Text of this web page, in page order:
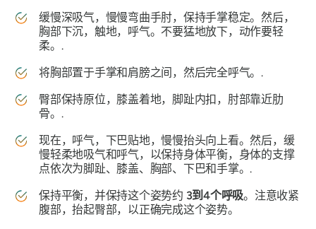
缓慢深吸气，慢慢弯曲手肘，保持手掌稳定。然后，
胸部下沉，触地，呼气。不要猛地放下，动作要轻
柔。.
将胸部置于手掌和肩膀之间，然后完全呼气。.
臀部保持原位，膝盖着地，脚趾内扣，肘部靠近肋
骨。.
现在，呼气，下巴贴地，慢慢抬头向上看。然后，缓
慢轻柔地吸气和呼气，以保持身体平衡，身体的支撑
点依次为脚趾、膝盖、胸部、下巴和手掌。.
保持平衡，并保持这个姿势约 3到4个呼吸。注意收紧
腹部，抬起臀部，以正确完成这个姿势。